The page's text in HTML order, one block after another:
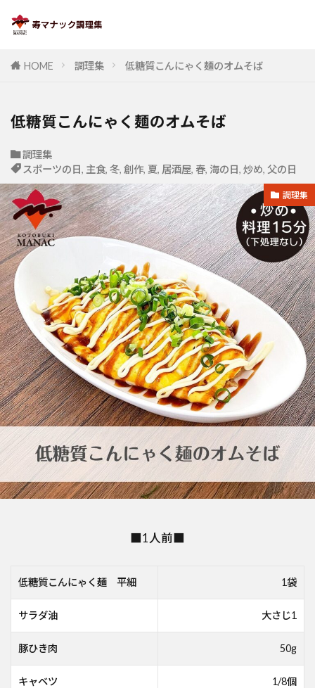
HOME 調理集 低糖質こんにゃく麺のオムそば
低糖質こんにゃく麺のオムそば
調理集
スポーツの日, 主食, 冬, 創作, 夏, 居酒屋, 春, 海の日, 炒め, 父の日
調理集
■1人前■
低糖質こんにゃく麺 平細 1袋
サラダ油 大さじ1
豚ひき肉 50g
キャベツ 1/8個